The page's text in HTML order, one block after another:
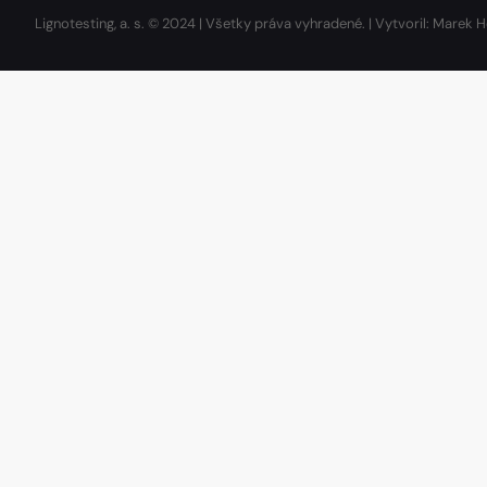
Lignotesting, a. s. © 2024 | Všetky práva vyhradené. | Vytvoril: Marek